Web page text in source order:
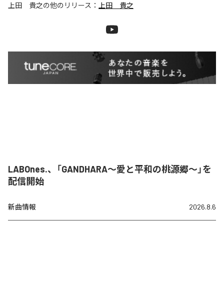
上田 貴之の他のリリース： 上田 貴之
LABOnes.、「GANDHARA〜愛と平和の桃源郷〜」を
配信開始
新曲情報 2026.8.6